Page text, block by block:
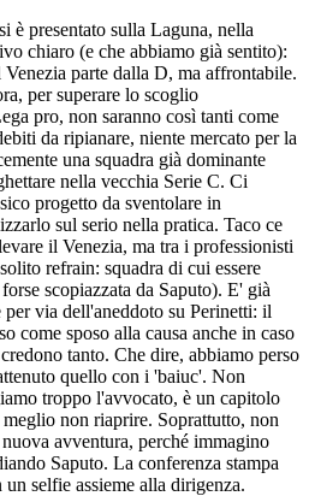
è presentato sulla Laguna, nella
chiaro (e che abbiamo già sentito):
parte dalla D, ma affrontabile.
per superare lo scoglio
pro, non saranno così tanti come
da ripianare, niente mercato per la
una squadra già dominante
nella vecchia Serie C. Ci
progetto da sventolare in
sul serio nella pratica. Taco ce
il Venezia, ma tra i professionisti
refrain: squadra di cui essere
scopiazzata da Saputo). E' già
per via dell'aneddoto su Perinetti: il
come sposo alla causa anche in caso
tanto. Che dire, abbiamo perso
quello con i 'baiuc'. Non
troppo l'avvocato, è un capitolo
meglio non riaprire. Soprattutto, non
avventura, perché immagino
Saputo. La conferenza stampa
selfie assieme alla dirigenza.